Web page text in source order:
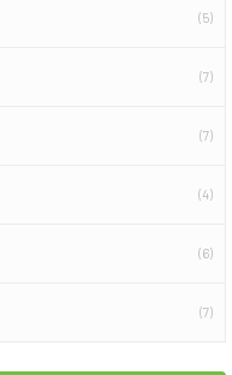
(5)
(7)
(7)
(4)
(6)
(7)